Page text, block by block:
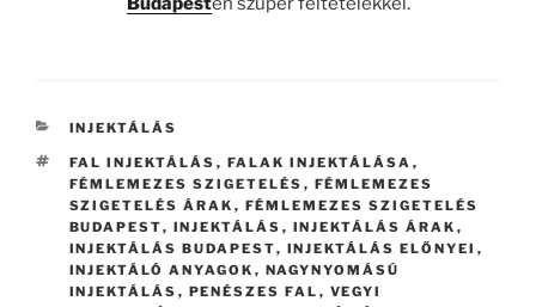
KATEGÓRIÁK
INJEKTÁLÁS
CÍMKÉK
FAL INJEKTÁLÁS , FALAK INJEKTÁLÁSA ,
FÉMLEMEZES SZIGETELÉS , FÉMLEMEZES
SZIGETELÉS ÁRAK , FÉMLEMEZES SZIGETELÉS
BUDAPEST, INJEKTÁLÁS , INJEKTÁLÁS ÁRAK ,
INJEKTÁLÁS BUDAPEST, INJEKTÁLÁS ELŐNYEI ,
INJEKTÁLÓ ANYAGOK , NAGYNYOMÁSÚ
INJEKTÁLÁS , PENÉSZES FAL , VEGYI